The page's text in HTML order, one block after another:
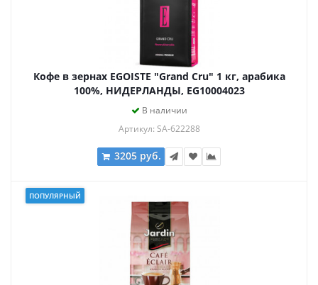
Кофе в зернах EGOISTE "Grand Cru" 1 кг, арабика
100%, НИДЕРЛАНДЫ, EG10004023
В наличии
Артикул: SA-622288
3205 руб.
ПОПУЛЯРНЫЙ